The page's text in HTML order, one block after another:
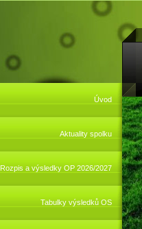
Úvod
Aktuality spolku
Rozpis a výsledky OP 2026/2027
Tabulky výsledků OS